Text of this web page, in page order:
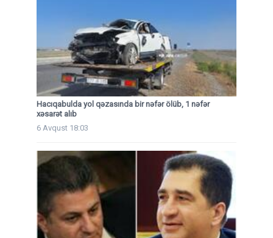
Hacıqabulda yol qəzasında bir nəfər ölüb, 1 nəfər
xəsarət alıb
6 Avqust 18:03